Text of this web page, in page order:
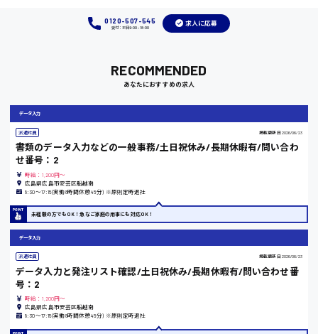
岡山県
大阪府
竹原市
熊本県
時給1100円～
時給1300円〜
0120-507-545
受付：平日9:00 - 18:00
求人に応募
RECOMMENDED
あなたにおすすめの求人
データ入力
派遣社員 掲載更新日 2026/06/23
書類のデータ入力などの一般事務/土日祝休み/長期休暇有/問い合わ
せ番号：2
時給：1,200円～
広島県広島市安芸区船越南
8:30〜17:15(実働8時間休憩45分) ※原則定時退社
未経験の方でもOK！急なご家庭の用事にも対応OK！
データ入力
派遣社員 掲載更新日 2026/06/23
データ入力と発注リスト確認/土日祝休み/長期休暇有/問い合わせ番
号：2
時給：1,200円～
広島県広島市安芸区船越南
8:30〜17:15(実働8時間休憩45分) ※原則定時退社